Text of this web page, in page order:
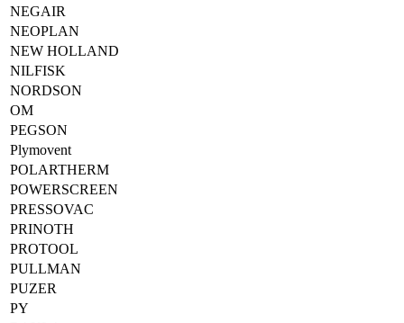
NEGAIR
NEOPLAN
NEW HOLLAND
NILFISK
NORDSON
OM
PEGSON
Plymovent
POLARTHERM
POWERSCREEN
PRESSOVAC
PRINOTH
PROTOOL
PULLMAN
PUZER
PY